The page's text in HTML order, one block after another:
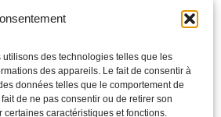
des technologies telles que les
des appareils. Le fait de consentir à
données telles que le comportement de
de ne pas consentir ou de retirer son
caractéristiques et fonctions.
décarbonée et
Les 7